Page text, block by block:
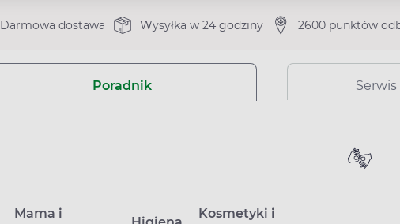
Darmowa dostawa Wysyłka w 24 godziny 2600 punktów
Poradnik
Mama i
Kosmetyki i